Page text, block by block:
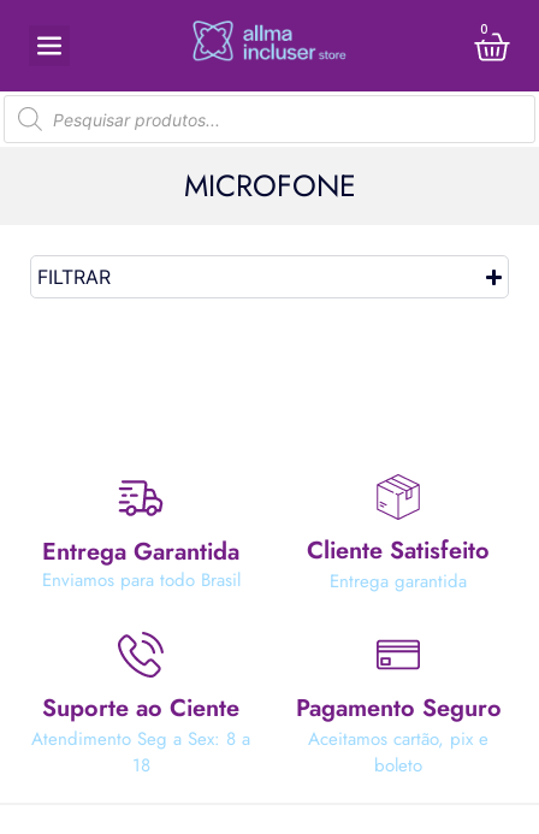
0
MICROFONE
FILTRAR
Entrega Garantida
Enviamos para todo Brasil
Cliente Satisfeito
Entrega garantida
Suporte ao Ciente
Atendimento Seg a Sex: 8 a
18
Pagamento Seguro
Aceitamos cartão, pix e
boleto